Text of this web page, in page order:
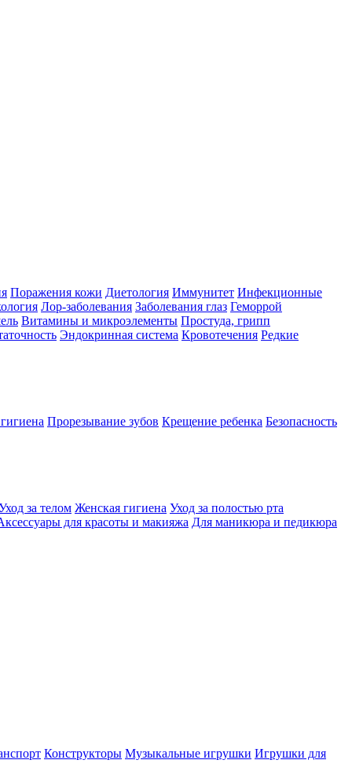
Поражения кожи Диетология Иммунитет Инфекционные
Лор-заболевания Заболевания глаз Геморрой
Витамины и микроэлементы Простуда, грипп
Эндокринная система Кровотечения Редкие
Прорезывание зубов Крещение ребенка Безопасность
за телом Женская гигиена Уход за полостью рта
для красоты и макияжа Для маникюра и педикюра
Конструкторы Музыкальные игрушки Игрушки для